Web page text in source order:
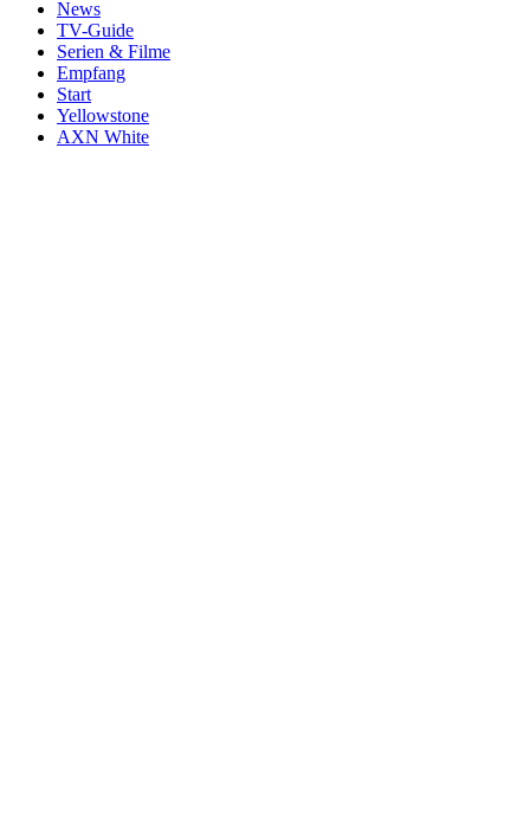
News
TV-Guide
Serien & Filme
Empfang
Start
Yellowstone
AXN White